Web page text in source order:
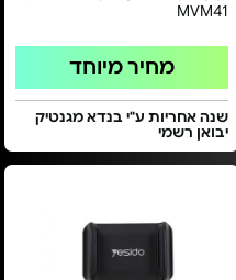
MVM41
מחיר מיוחד
שנה אחריות ע"י בנדא מגנטיק
יבואן רשמי